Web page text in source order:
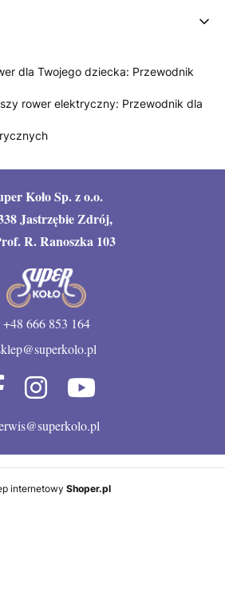
dla Twojego dziecka: Przewodnik
rower elektryczny: Przewodnik dla
Koło Sp. z o.o.
Jastrzębie Zdrój,
R. Ranoszka 103
+48 666 853 164
internetowy Shoper.pl